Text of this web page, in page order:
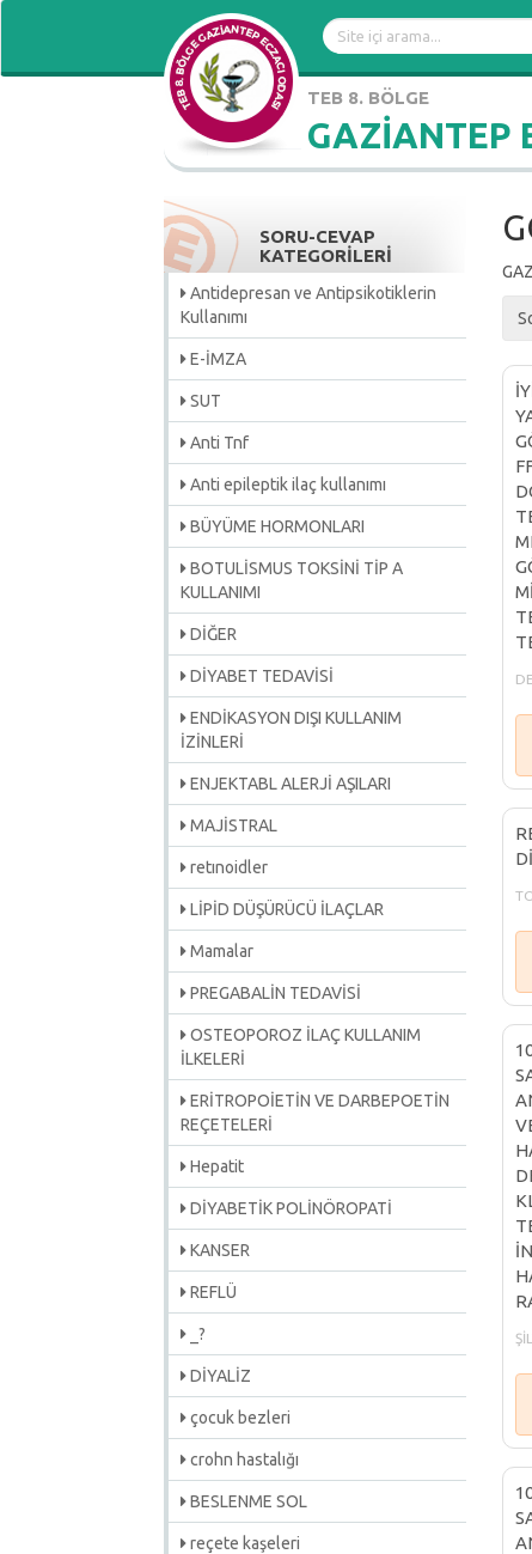
TEB 8. BÖLGE
GAZİANTEP
SORU-CEVAP
KATEGORİLERİ
Antidepresan ve Antipsikotiklerin
Kullanımı
E-İMZA
SUT
Anti Tnf
Anti epileptik ilaç kullanımı
BÜYÜME HORMONLARI
BOTULİSMUS TOKSİNİ TİP A
KULLANIMI
DİĞER
DİYABET TEDAVİSİ
ENDİKASYON DIŞI KULLANIM
İZİNLERİ
ENJEKTABL ALERJİ AŞILARI
MAJİSTRAL
retınoidler
LİPİD DÜŞÜRÜCÜ İLAÇLAR
Mamalar
PREGABALİN TEDAVİSİ
OSTEOPOROZ İLAÇ KULLANIM
İLKELERİ
ERİTROPOİETİN VE DARBEPOETİN
REÇETELERİ
Hepatit
DİYABETİK POLİNÖROPATİ
KANSER
REFLÜ
_?
DİYALİZ
çocuk bezleri
crohn hastalığı
BESLENME SOL
reçete kaşeleri